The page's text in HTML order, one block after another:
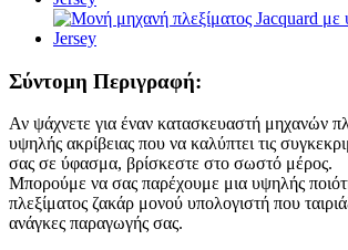
Σύντομη Περιγραφή:
Αν ψάχνετε για έναν κατασκευαστή μηχανών
υψηλής ακρίβειας που να καλύπτει τις
σας σε ύφασμα, βρίσκεστε στο σωστό μέρος.
Μπορούμε να σας παρέχουμε μια υψηλής
πλεξίματος ζακάρ μονού υπολογιστή που
ανάγκες παραγωγής σας.